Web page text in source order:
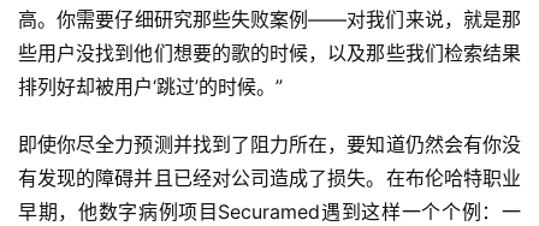
高。你需要仔细研究那些失败案例——对我们来说，就是那
些用户没找到他们想要的歌的时候，以及那些我们检索结果
排列好却被用户‘跳过’的时候。”
即使你尽全力预测并找到了阻力所在，要知道仍然会有你没
有发现的障碍并且已经对公司造成了损失。在布伦哈特职业
早期，他数字病例项目Securamed遇到这样一个个例：一